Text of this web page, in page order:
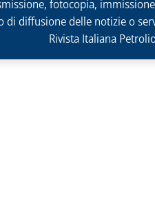
fotocopia,
di diffusione delle notizie o
Rivista Italiana